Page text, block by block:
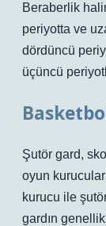
Beraberlik
periyotta ve
dördüncü
üçüncü
Şutör gard,
oyun
kurucu ile
gardın